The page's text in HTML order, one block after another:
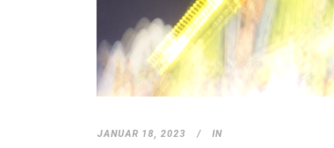
JANUAR 18, 2023 IN